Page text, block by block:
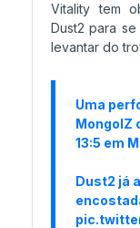
14/06 23:20
14/06 23:16
Vitality tem
Dust2 para
levantar do
Uma
MongolZ
13:5 em
Dust2 já